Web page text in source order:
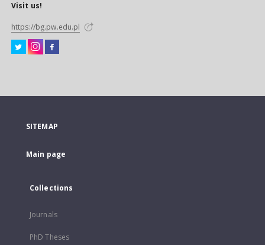
Visit us!
https://bg.pw.edu.pl
SITEMAP
Main page
Collections
Journals
PhD Theses